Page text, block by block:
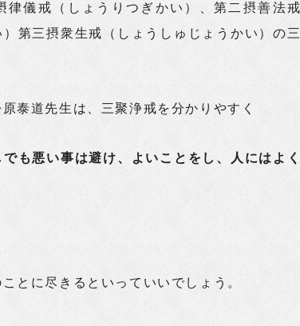
律儀戒（しょうりつぎかい）、第二摂善法
）第三摂衆生戒（しょうしゅじょうかい）の
泰道先生は、三聚浄戒を分かりやすく
も悪い事は避け、よいことをし、人にはよ
とに尽きるといっていいでしょう。